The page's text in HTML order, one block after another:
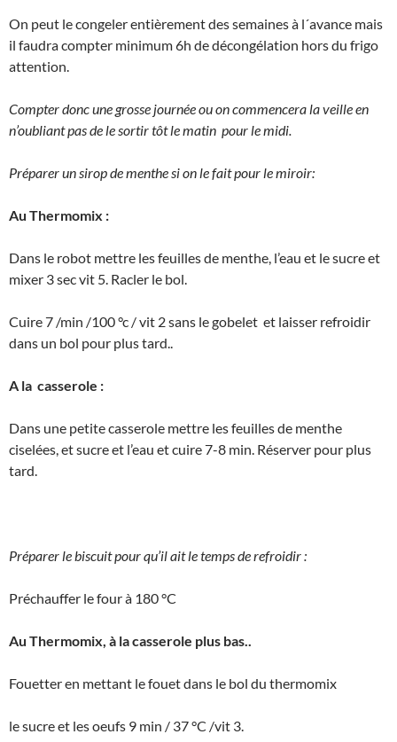
On peut le congeler entièrement des semaines à l´avance mais
il faudra compter minimum 6h de décongélation hors du frigo
attention.
Compter donc une grosse journée ou on commencera la veille en
n’oubliant pas de le sortir tôt le matin pour le midi.
Préparer un sirop de menthe si on le fait pour le miroir:
Au Thermomix :
Dans le robot mettre les feuilles de menthe, l’eau et le sucre et
mixer 3 sec vit 5. Racler le bol.
Cuire 7 /min /100 °c / vit 2 sans le gobelet et laisser refroidir
dans un bol pour plus tard..
A la casserole :
Dans une petite casserole mettre les feuilles de menthe
ciselées, et sucre et l’eau et cuire 7-8 min. Réserver pour plus
tard.
Préparer le biscuit pour qu’il ait le temps de refroidir :
Préchauffer le four à 180 °C
Au Thermomix, à la casserole plus bas..
Fouetter en mettant le fouet dans le bol du thermomix
le sucre et les oeufs 9 min / 37 °C /vit 3.